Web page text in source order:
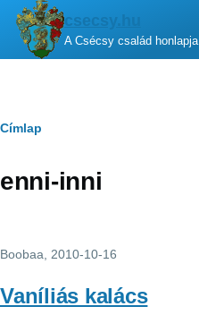
Ugrás a tartalomra
csecsy.hu
A Csécsy család honlapja
Morzsa
Címlap
enni-inni
Boobaa, 2010-10-16
Vaníliás kalács